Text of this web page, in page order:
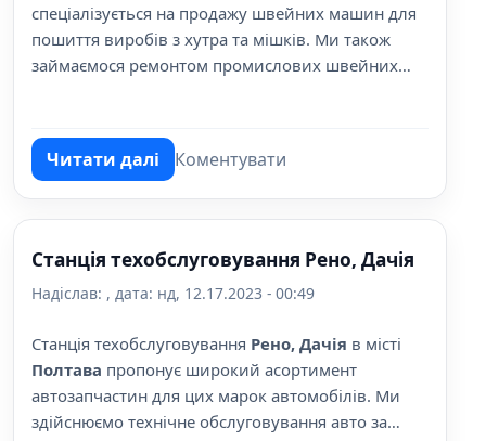
спеціалізується на продажу швейних машин для
пошиття виробів з хутра та мішків. Ми також
займаємося ремонтом промислових швейних
Читати даліпро ПП Легмашсервіс
Коментувати
Станція техобслуговування Рено, Дачія
Надіслав: , дата: нд, 12.17.2023 - 00:49
Станція техобслуговування Рено, Дачія в місті
Полтава пропонує широкий асортимент
автозапчастин для цих марок автомобілів. Ми
здійснюємо технічне обслуговування авто за